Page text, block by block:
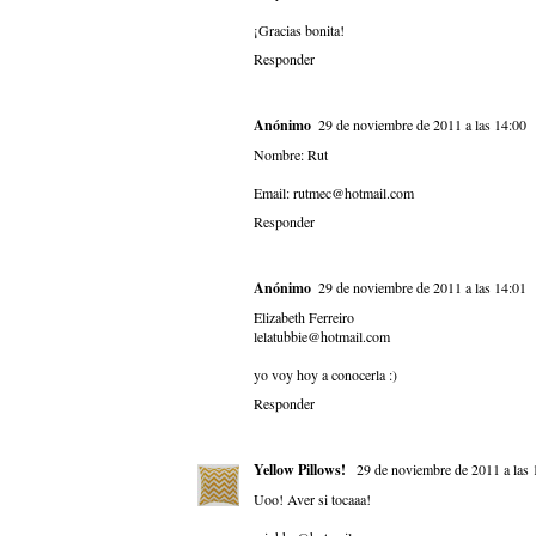
¡Gracias bonita!
Responder
Anónimo 29 de noviembre de 2011 a las 14:00
Nombre: Rut
Email: rutmec@hotmail.com
Responder
Anónimo 29 de noviembre de 2011 a las 14:01
Elizabeth Ferreiro
lelatubbie@hotmail.com
yo voy hoy a conocerla :)
Responder
Yellow Pillows!
29 de noviembre de 2011 a las
Uoo! Aver si tocaaa!